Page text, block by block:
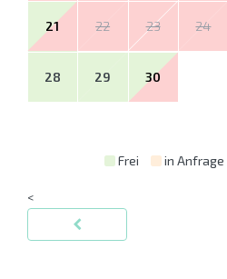
21 22 23 24
28 29 30
Frei in Anfrage
<